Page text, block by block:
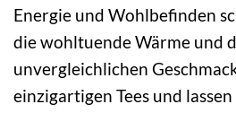
Energie und Wohlbefinden
die wohltuende Wärme und
unvergleichlichen
einzigartigen Tees und